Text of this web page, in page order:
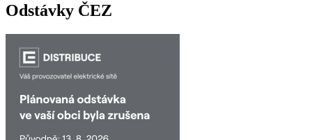
Odstávky ČEZ